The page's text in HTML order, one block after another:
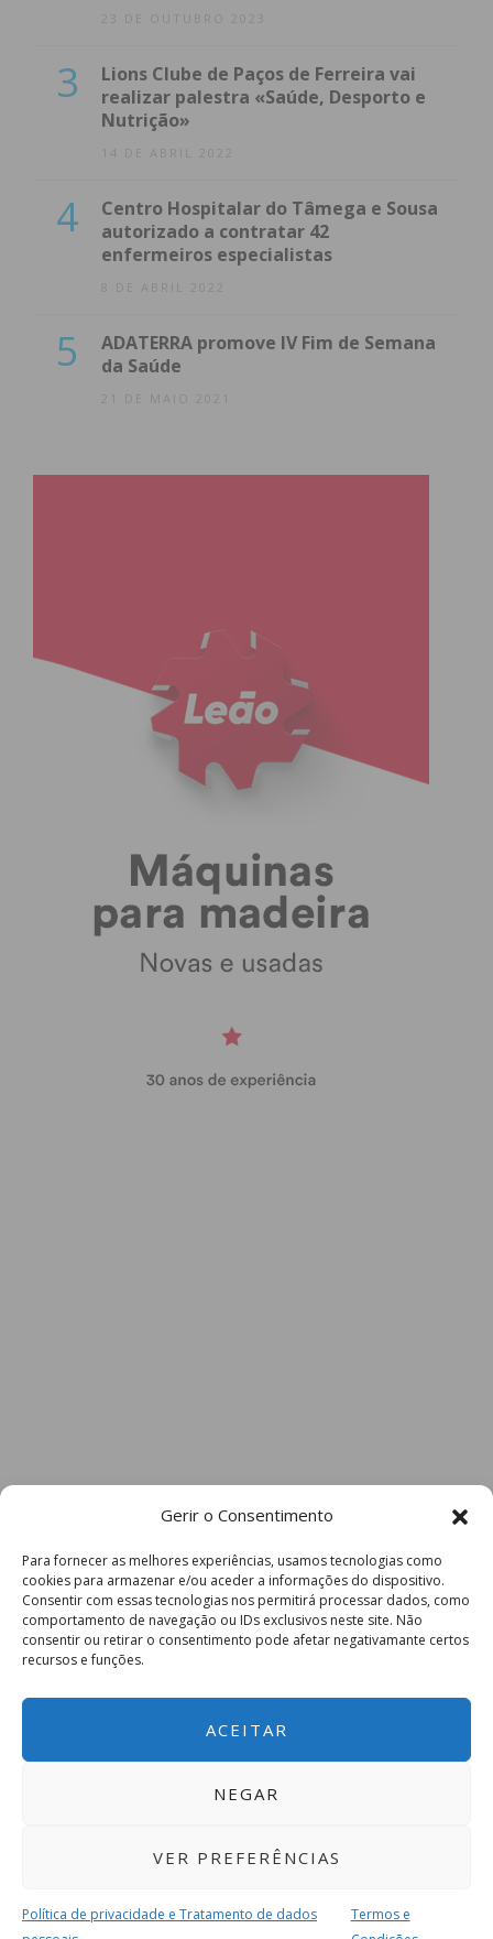
Gerir o Consentimento
Para fornecer as melhores experiências, usamos tecnologias como
cookies para armazenar e/ou aceder a informações do dispositivo.
Consentir com essas tecnologias nos permitirá processar dados, como
comportamento de navegação ou IDs exclusivos neste site. Não
consentir ou retirar o consentimento pode afetar negativamante certos
recursos e funções.
ACEITAR
NEGAR
VER PREFERÊNCIAS
Política de privacidade e Tratamento de dados
Termos e
23 DE OUTUBRO 2023
3
Lions Clube de Paços de Ferreira vai
realizar palestra «Saúde, Desporto e
Nutrição»
14 DE ABRIL 2022
4
Centro Hospitalar do Tâmega e Sousa
autorizado a contratar 42
enfermeiros especialistas
8 DE ABRIL 2022
5
ADATERRA promove IV Fim de Semana
da Saúde
21 DE MAIO 2021